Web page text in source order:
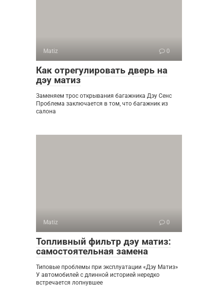
Matiz 0
Как отрегулировать дверь на
дэу матиз
Заменяем трос открывания багажника Дэу Сенс
Проблема заключается в том, что багажник из
салона
Matiz 0
Топливный фильтр дэу матиз:
самостоятельная замена
Типовые проблемы при эксплуатации «Дэу Матиз»
У автомобилей с длинной историей нередко
встречается лопнувшее